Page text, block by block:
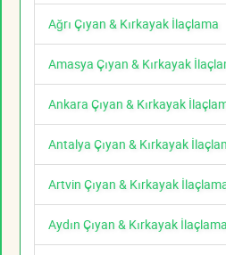
Ağrı Çıyan & Kırkayak İlaçlama
Amasya Çıyan & Kırkayak
Ankara Çıyan & Kırkayak
Antalya Çıyan & Kırkayak
Artvin Çıyan & Kırkayak
Aydın Çıyan & Kırkayak İlaçlama